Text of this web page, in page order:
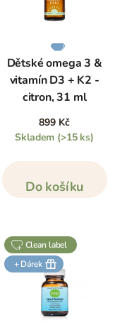
Dětské omega 3 &
vitamín D3 + K2 -
citron, 31 ml
899 Kč
Skladem (>15 ks)
Do košíku
clean label
+ Dárek